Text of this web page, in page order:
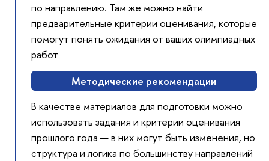
по направлению. Там же можно найти
предварительные критерии оценивания, которые
помогут понять ожидания от ваших олимпиадных
работ
Методические рекомендации
В качестве материалов для подготовки можно
использовать задания и критерии оценивания
прошлого года — в них могут быть изменения, но
структура и логика по большинству направлений